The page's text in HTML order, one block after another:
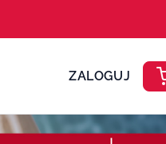
ZALOGUJ